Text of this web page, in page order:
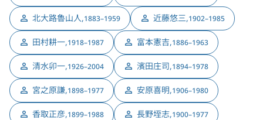
北大路魯山人,1883–1959 近藤悠三,1902–1985
田村耕一,1918–1987 富本憲吉,1886–1963
清水卯一,1926–2004 濱田庄司,1894–1978
宮之原謙,1898–1977 安原喜明,1906–1980
香取正彦,1899–1988 長野垤志,1900–1977